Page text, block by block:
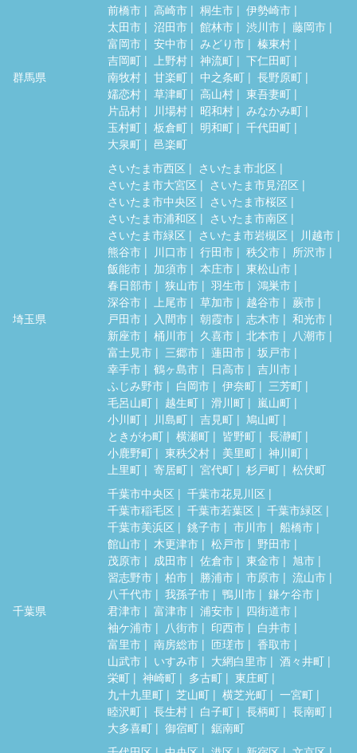
群馬県
前橋市 高崎市 桐生市
伊勢崎市
太田市
沼田市 館林市 渋川市
藤岡市
富岡市
安中市 みどり市
榛東村
吉岡町
上野村 神流町
下仁田町
南牧村
甘楽町 中之条町
長野原町
嬬恋村
草津町 高山村
東吾妻町
片品村
川場村 昭和村
みなかみ町
玉村町
板倉町 明和町
千代田町
大泉町
邑楽町
埼玉県
さいたま市西区
さいたま市北区
さいたま市大宮区
さいたま市見沼区
さいたま市中央区
さいたま市桜区
さいたま市浦和区
さいたま市南区
さいたま市緑区
さいたま市岩槻区
川越市
熊谷市
川口市 行田市 秩父市
所沢市
飯能市
加須市 本庄市
東松山市
春日部市
狭山市 羽生市
鴻巣市
深谷市
上尾市 草加市 越谷市
蕨市
戸田市
入間市 朝霞市 志木市
和光市
新座市
桶川市 久喜市 北本市
八潮市
富士見市
三郷市 蓮田市
坂戸市
幸手市
鶴ヶ島市 日高市
吉川市
ふじみ野市
白岡市 伊奈町
三芳町
毛呂山町
越生町 滑川町
嵐山町
小川町
川島町 吉見町
鳩山町
ときがわ町
横瀬町 皆野町
長瀞町
小鹿野町
東秩父村 美里町
神川町
上里町
寄居町 宮代町 杉戸町 松伏町
千葉県
千葉市中央区
千葉市花見川区
千葉市稲毛区
千葉市若葉区
千葉市緑区
千葉市美浜区
銚子市 市川市
船橋市
館山市
木更津市 松戸市
野田市
茂原市
成田市 佐倉市 東金市
旭市
習志野市
柏市 勝浦市 市原市
流山市
八千代市
我孫子市 鴨川市
鎌ケ谷市
君津市
富津市 浦安市
四街道市
袖ケ浦市
八街市 印西市
白井市
富里市
南房総市 匝瑳市
香取市
山武市
いすみ市 大網白里市
酒々井町
栄町
神崎町 多古町
東庄町
九十九里町
芝山町 横芝光町
一宮町
睦沢町
長生村 白子町 長柄町
長南町
大多喜町
御宿町
鋸南町